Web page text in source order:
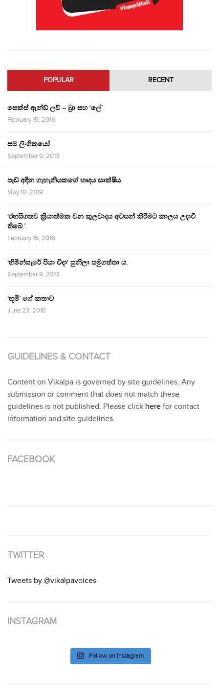
POPULAR RECENT
සෙක්ස් ඇන්ඩ් ලව් – බ්‍රා සහ ‘ලේ’
February 15, 2016
සම ලිංගිකයෝ
September 9, 2013
පෑඩ් අඳින ගැහැනියකගේ හෘදය සාක්ෂිය
May 10, 2019
‘රහසිගතව ක්‍රියාත්මක වන කුලවාදය අවසන් කිරීමට කාලය උදාවී
තිබේ.’
February 15, 2016
‘හිමින්සැරේ පියා විදා‘ සුනිලා සමුගත්තා ය.
September 9, 2013
‘භූමි’ ගේ කතාව
June 23, 2016
GUIDELINES & CONTACT
Content on Vikalpa is governed by site guidelines. Any
submission or comment that does not match these
guidelines is not published. Please click here for contact
information and site guidelines.
FACEBOOK
TWITTER
Tweets by @vikalpavoices
INSTAGRAM
Follow on Instagram